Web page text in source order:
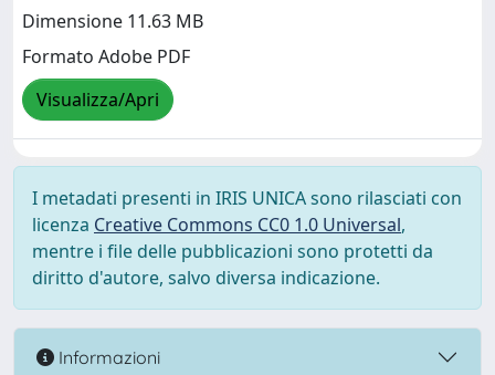
Dimensione 11.63 MB
Formato Adobe PDF
Visualizza/Apri
I metadati presenti in IRIS UNICA sono rilasciati con
licenza Creative Commons CC0 1.0 Universal,
mentre i file delle pubblicazioni sono protetti da
diritto d'autore, salvo diversa indicazione.
Informazioni